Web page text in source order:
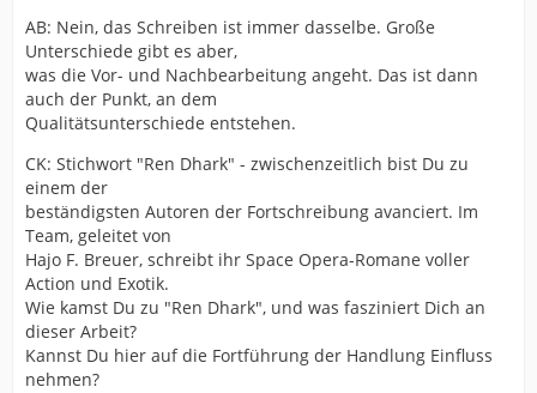
AB: Nein, das Schreiben ist immer dasselbe. Große
Unterschiede gibt es aber,
was die Vor- und Nachbearbeitung angeht. Das ist dann
auch der Punkt, an dem
Qualitätsunterschiede entstehen.
CK: Stichwort "Ren Dhark" - zwischenzeitlich bist Du zu
einem der
beständigsten Autoren der Fortschreibung avanciert. Im
Team, geleitet von
Hajo F. Breuer, schreibt ihr Space Opera-Romane voller
Action und Exotik.
Wie kamst Du zu "Ren Dhark", und was fasziniert Dich an
dieser Arbeit?
Kannst Du hier auf die Fortführung der Handlung Einfluss
nehmen?